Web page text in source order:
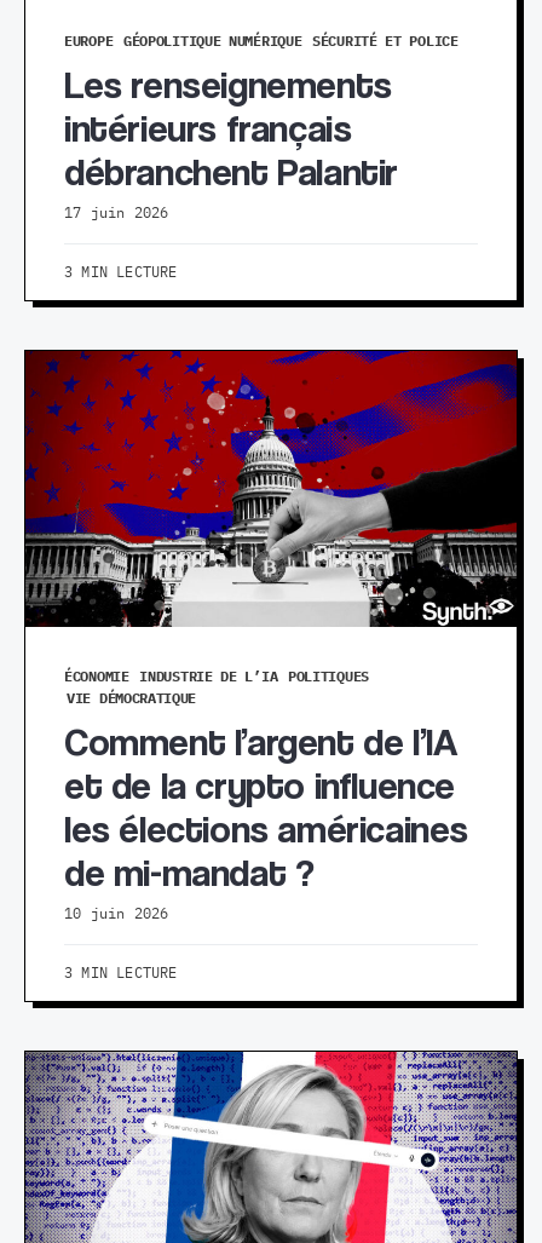
EUROPE GÉOPOLITIQUE NUMÉRIQUE SÉCURITÉ ET POLICE
Les renseignements
intérieurs français
débranchent Palantir
17 juin 2026
3 MIN LECTURE
ÉCONOMIE INDUSTRIE DE L’IA
POLITIQUES
VIE DÉMOCRATIQUE
Comment l’argent de l’IA
et de la crypto influence
les élections américaines
de mi-mandat ?
10 juin 2026
3 MIN LECTURE